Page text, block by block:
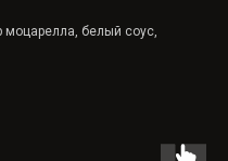
белый соус,